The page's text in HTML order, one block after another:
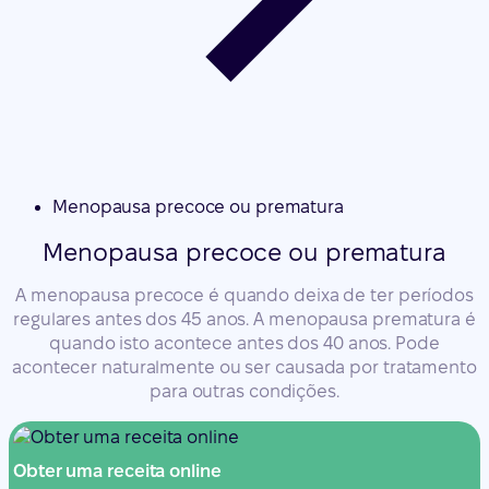
Menopausa precoce ou prematura
Menopausa precoce ou prematura
A menopausa precoce é quando deixa de ter períodos
regulares antes dos 45 anos. A menopausa prematura é
quando isto acontece antes dos 40 anos. Pode
acontecer naturalmente ou ser causada por tratamento
para outras condições.
Obter uma receita online